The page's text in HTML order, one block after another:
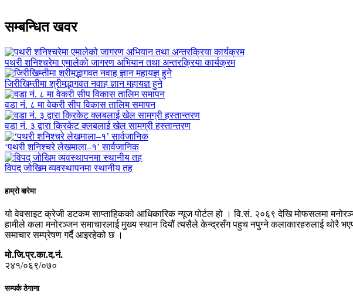
सम्बन्धित खवर
पथरी शनिश्चरेमा एमालेको जागरण अभियान तथा अन्तरक्रिया कार्यक्रम
जिरीखिम्तीमा श्रीमद्भागवत नवाह ज्ञान महायज्ञ हुने
वडा नं. ८ मा वेकरी सीप विकास तालिम समापन
वडा नं. ३ द्वारा क्रिकेट क्लबलाई खेल सामग्री हस्तान्तरण
‘पथरी शनिश्चरे लेखमाला–१’ सार्वजानिक
विपद् जोखिम व्यवस्थापनमा स्थानीय तह
हाम्रो बारेमा
यो वेवसाइट क्रेजी डटकम साप्ताहिकको आधिकारिक न्यूज पोर्टल हो । वि.सं. २०६९ देखि मोफसलमा
हामीले कला मनोरञ्जन समाचारलाई मुख्य स्थान दियौं त्यसैले केन्द्रसँग पहुच नपुग्ने कलाकारहरुलाई थोरै
समाचार सम्प्रेषण गर्दै आइरहेको छ ।
मो.जि.प्र.का.द.नं.
२४१/०६९/०७०
सम्पर्क ठेगाना